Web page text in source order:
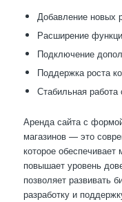
Добавление новых
Расширение
Подключение
Поддержка роста
Стабильная работа
Аренда сайта с
магазинов — это
которое
повышает уровень
позволяет развивать
разработку и